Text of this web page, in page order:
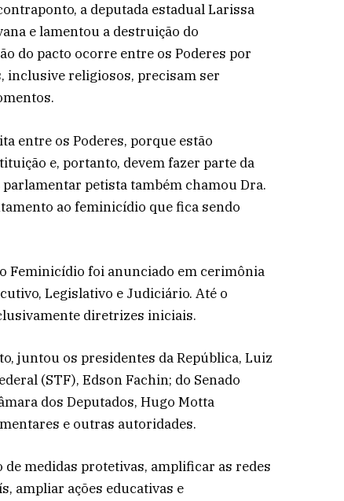
a deputada estadual Larissa
e lamentou a destruição do
do pacto ocorre entre os Poderes por
inclusive religiosos, precisam ser
entre os Poderes, porque estão
e, portanto, devem fazer parte da
petista também chamou Dra.
ao feminicídio que fica sendo
Feminicídio foi anunciado em cerimônia
Legislativo e Judiciário. Até o
diretrizes iniciais.
juntou os presidentes da República, Luiz
(STF), Edson Fachin; do Senado
dos Deputados, Hugo Motta
e outras autoridades.
medidas protetivas, amplificar as redes
ampliar ações educativas e